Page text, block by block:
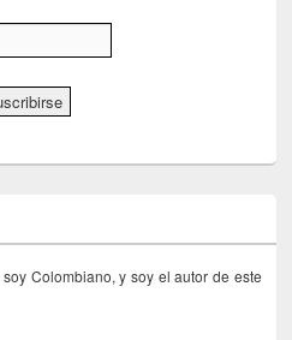
soy Colombiano, y soy el autor de este